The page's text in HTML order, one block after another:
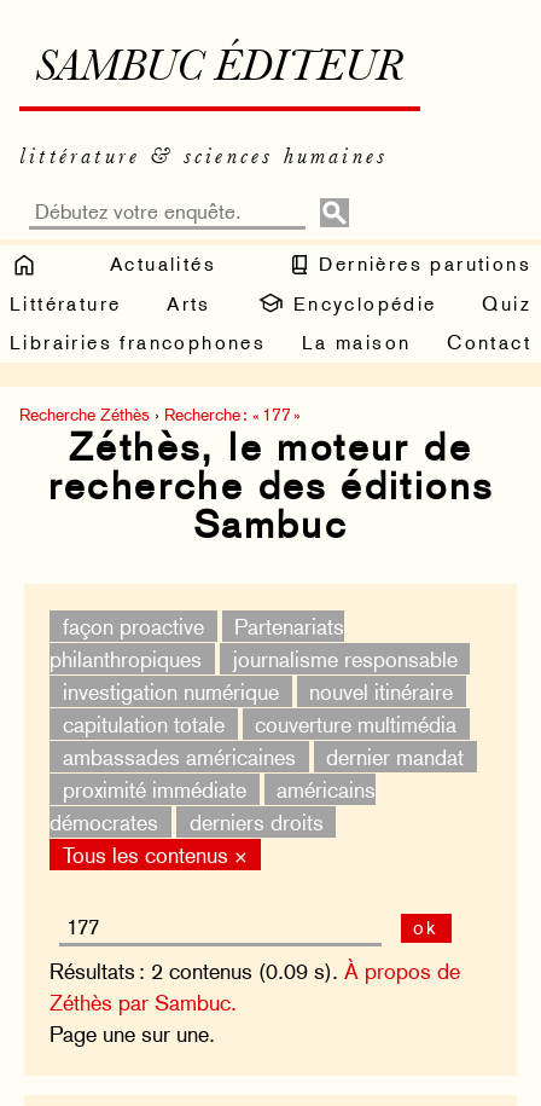
SAMBUC ÉDITEUR
littérature & sciences humaines
Actualités
Dernières parutions
Littérature
Arts Encyclopédie
Quiz
Librairies francophones
La maison Contact
Recherche Zéthès › Recherche : « 177 »
Zéthès, le moteur de
recherche des éditions
Sambuc
façon proactive
Partenariats
philanthropiques
journalisme responsable
investigation numérique
nouvel itinéraire
capitulation totale
couverture multimédia
ambassades américaines
dernier mandat
proximité immédiate
américains
démocrates
derniers droits
Tous les contenus ×
ok
Résultats : 2 contenus (0.09 s).À propos de
Zéthès par Sambuc.
Page une sur une.